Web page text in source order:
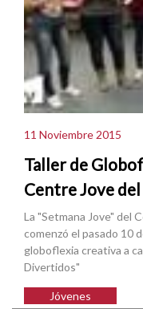
11 Noviembre 2015
Taller de
Centre Jove
La "Setmana Jove" del
comenzó el pasado 10
globoflexia creativa a
Divertidos"
Jóvenes